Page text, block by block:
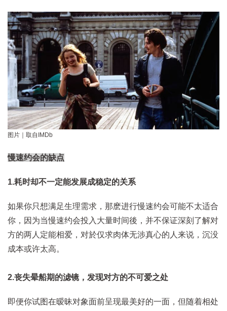
图片｜取自IMDb
慢速约会的缺点
1.耗时却不一定能发展成稳定的关系
如果你只想满足生理需求，那麽进行慢速约会可能不太适合
你，因为当慢速约会投入大量时间後，并不保证深刻了解对
方的两人定能相爱，对於仅求肉体无涉真心的人来说，沉没
成本或许太高。
2.丧失晕船期的滤镜，发现对方的不可爱之处
即便你试图在暧昧对象面前呈现最美好的一面，但随着相处